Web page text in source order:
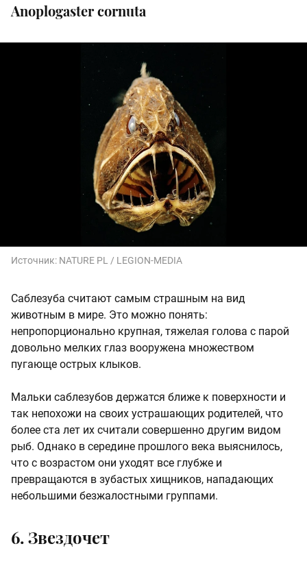
Anoplogaster cornuta
Источник: NATURE PL / LEGION-MEDIA
Саблезуба считают самым страшным на вид
животным в мире. Это можно понять:
непропорционально крупная, тяжелая голова с парой
довольно мелких глаз вооружена множеством
пугающе острых клыков.
Мальки саблезубов держатся ближе к поверхности и
так непохожи на своих устрашающих родителей, что
более ста лет их считали совершенно другим видом
рыб. Однако в середине прошлого века выяснилось,
что с возрастом они уходят все глубже и
превращаются в зубастых хищников, нападающих
небольшими безжалостными группами.
6. Звездочет